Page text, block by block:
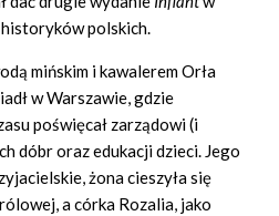
polskich.
mińskim i kawalerem Orła
w Warszawie, gdzie
poświęcał zarządowi (i
dóbr oraz edukacji dzieci. Jego
żona cieszyła się
a córka Rozalia, jako